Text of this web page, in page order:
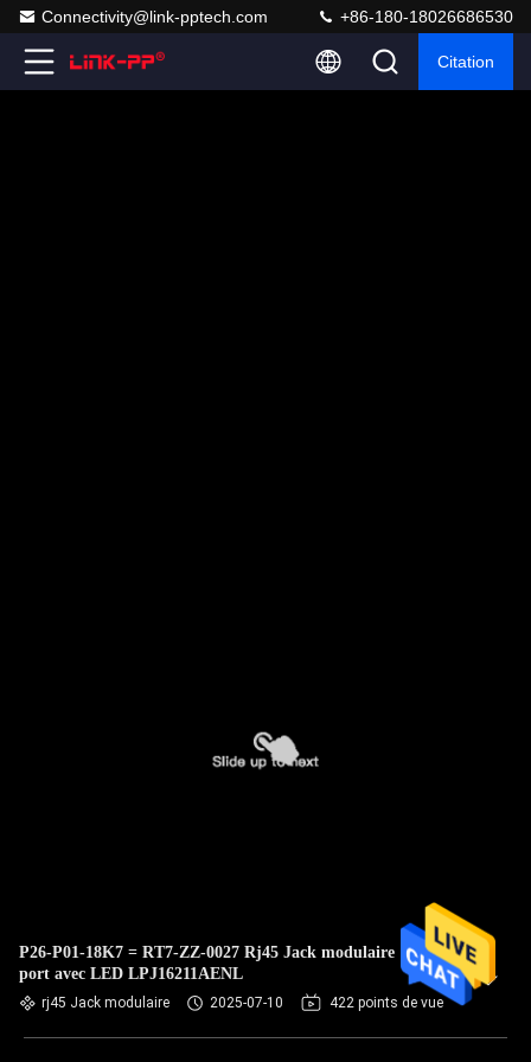
Connectivity@link-pptech.com +86-180-18026686530
Citation
P26-P01-18K7 = RT7-ZZ-0027 Rj45 Jack modulaire 1 x 1
port avec LED LPJ16211AENL
rj45 Jack modulaire 2025-07-10 422 points de vue